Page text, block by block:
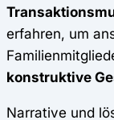
erfahren, um
konstruktive
Narrative und